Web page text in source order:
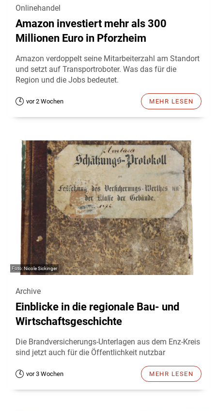
Onlinehandel
Amazon investiert mehr als 300
Millionen Euro in Pforzheim
Amazon verdoppelt seine Mitarbeiterzahl am Standort
und setzt auf Transportroboter. Was das für die
Region und die Jobs bedeutet.
vor 2 Wochen MEHR LESEN
Nicole Sickinger
Archive
Einblicke in die regionale Bau- und
Wirtschaftsgeschichte
Die Brandversicherungs-Unterlagen aus dem Enz-Kreis
sind jetzt auch für die Öffentlichkeit nutzbar
vor 3 Wochen MEHR LESEN